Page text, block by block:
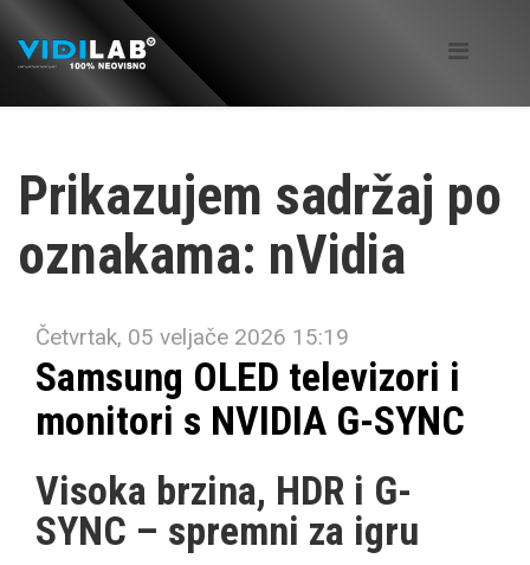
Prikazujem sadržaj po
oznakama: nVidia
Četvrtak, 05 veljače 2026 15:19
Samsung OLED televizori i
monitori s NVIDIA G-SYNC
Visoka brzina, HDR i G-
SYNC – spremni za igru